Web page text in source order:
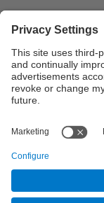
Javier Rubio
Kourou durant